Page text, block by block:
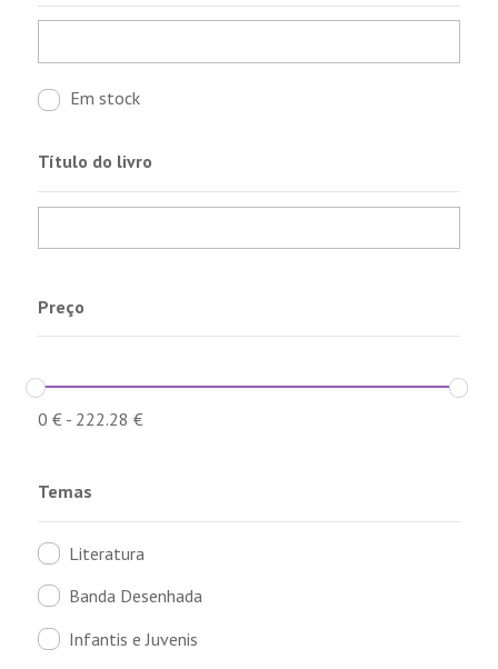
Em stock
Título do livro
Preço
0 €- 222.28 €
Temas
Literatura
Banda Desenhada
Infantis e Juvenis